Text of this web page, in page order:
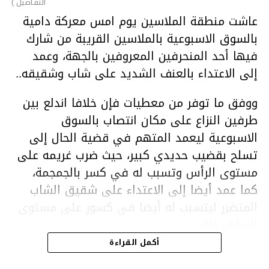
عاشت منطقة الملاسين يوم امس معركة دامية
بالسوق الاسبوعية بالملاسين القريبة من شارك
فيها أحد المنحرفين المعروفين بالجهة، وعمد
إلى الاعتداء بالعنف الشديد على شاب وشقيقه..
ووفق ما توفر من معطيات فإن خلافا اندلع بين
طرفين النزاع على مكان انتصاب بالسوق
الاسبوعية ليعمد المتهم في قضية الحال إلى
تسلح بقضيب حديدي كبير، حيث ضرب غريمه على
مستوى الرأس وتسبب له في كسر بالجمجمة،
كما عمد أيضا إلى الاعتداء على شقيق الشاب
المتضرر ليتسبب له أيضا في كسور على مستوى
هذا وقد تمكن أعوان مركز الأمن الوطني بحي
هلال في توقيت قياسي من محاصرة المشتبه به
أكمل القراءة